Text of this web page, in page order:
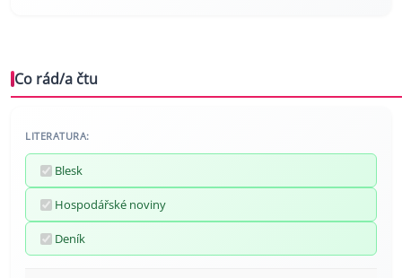
Co rád/a čtu
LITERATURA:
Blesk
Hospodářské noviny
Deník